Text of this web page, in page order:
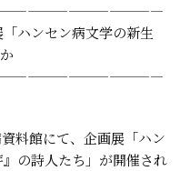
「ハンセン病文学の新生
料館にて、企画展「ハン
の詩人たち」が開催され